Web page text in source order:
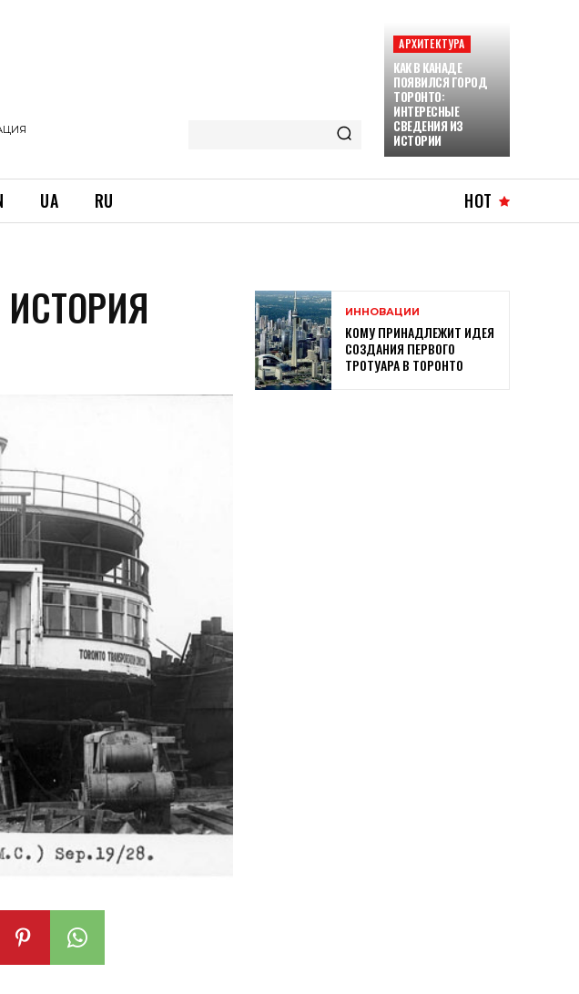
АРХИТЕКТУРА
КАК В КАНАДЕ
ПОЯВИЛСЯ ГОРОД
ТОРОНТО:
ИНТЕРЕСНЫЕ
СВЕДЕНИЯ ИЗ
ИСТОРИИ
UA RU HOT
ИСТОРИЯ
ИННОВАЦИИ
КОМУ ПРИНАДЛЕЖИТ ИДЕЯ
СОЗДАНИЯ ПЕРВОГО
ТРОТУАРА В ТОРОНТО